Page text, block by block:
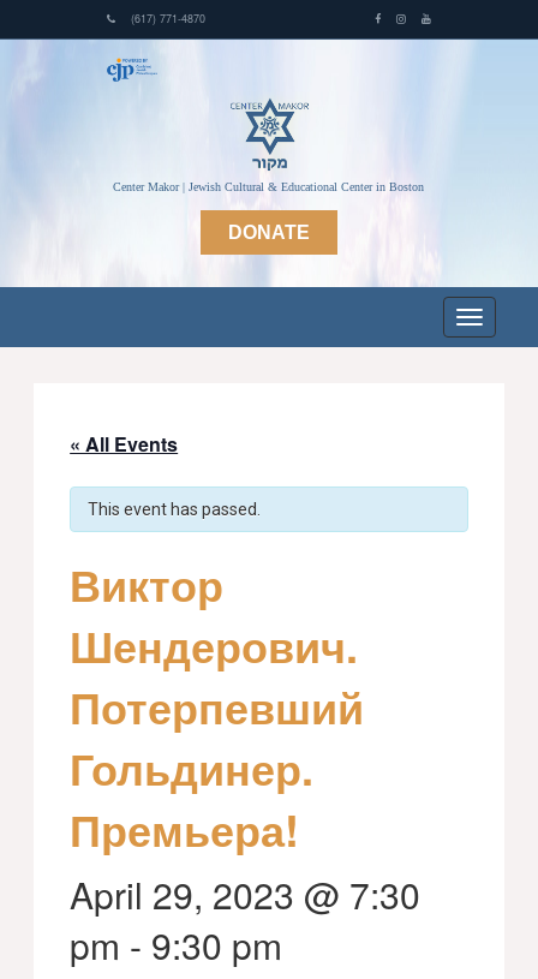
(617) 771-4870
Center Makor | Jewish Cultural & Educational Center in Boston
DONATE
« All Events
This event has passed.
Виктор
Шендерович.
Потерпевший
Гольдинер.
Премьера!
April 29, 2023 @ 7:30
pm - 9:30 pm